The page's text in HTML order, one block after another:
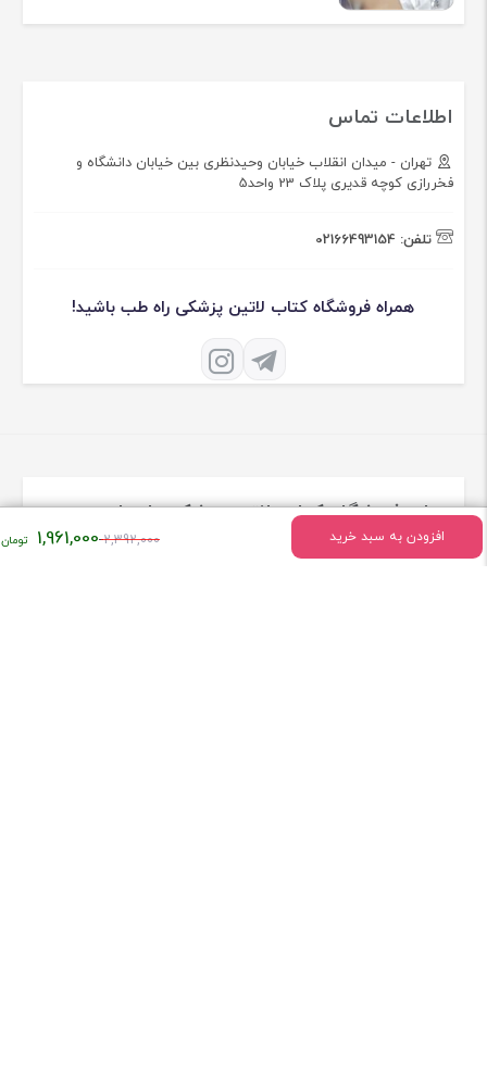
افزودن به سبد خرید 2,392,000قیمت
1,961,000
اطلاعات تماس
تهران - میدان انقلاب خیابان وحیدنظری بین خیابان دانشگاه و
فخررازی کوچه قدیری پلاک 23 واحد5
تلفن: 02166493154
همراه فروشگاه کتاب لاتین پزشکی راه طب باشید!
درباره فروشگاه کتاب لاتین پزشکی راه طب